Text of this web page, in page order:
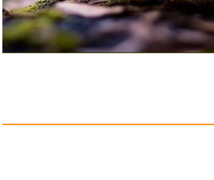
Christliches